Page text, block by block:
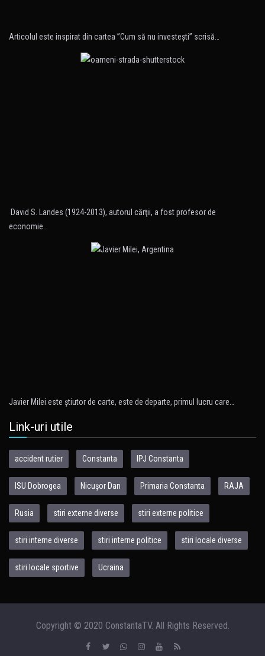
Articolul este inspirat din cartea ”Cum să nu investeşti” scrisă…
David S. Landes (1924-2013), autorul cărţii, a fost profesor de
economie…
Javier Milei este ştiutor de carte, este de departe, primul lucru care…
Link-uri utile
accident rutier Constanta IPJ Constanta
ISU Dobrogea Nicușor Dan Primaria Constanta RAJA
Rusia stiri externe diverse stiri externe politice
stiri interne diverse stiri interne politice stiri locale diverse
stiri locale sportive Ucraina
Copyright © 2020 ConstantaTV. All Rights Reserved.